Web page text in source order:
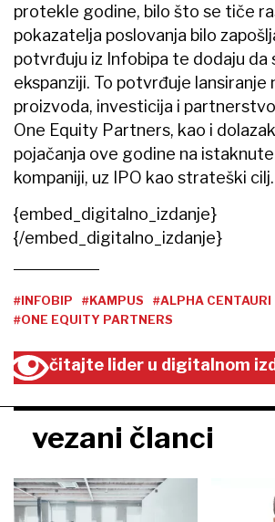
protekle godine, bilo što se tiče
pokazatelja poslovanja bilo
potvrđuju iz Infobipa te dodaju da
ekspanziji. To potvrđuje lansiranje
proizvoda, investicija i
One Equity Partners, kao i
pojačanja ove godine na
kompaniji, uz IPO kao strateški cilj.
{embed_digitalno_izdanje}
{/embed_digitalno_izdanje}
#INFOBIP #KAMPUS #ALPHA CENTAURI
#ONE EQUITY PARTNERS
čitajte lider u digitalnom
vezani članci